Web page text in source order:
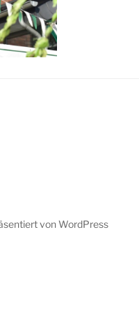
von WordPress